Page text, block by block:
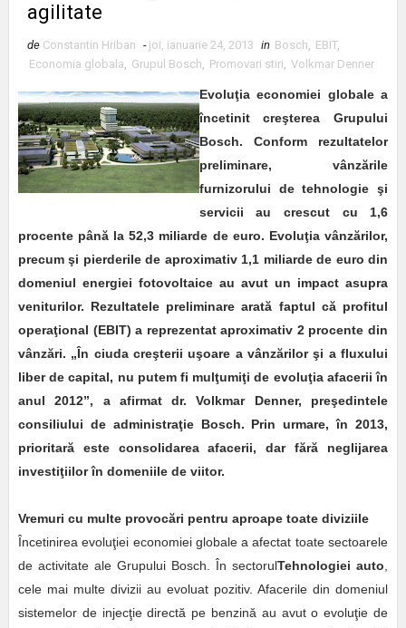
agilitate
de Constantin Hriban - joi, ianuarie 24, 2013 in Bosch, EBIT,
Economia globala, Grupul Bosch, Promovari stiri, Volkmar Denner
Evoluţia economiei globale a
încetinit creşterea Grupului
Bosch. Conform rezultatelor
preliminare, vânzările
furnizorului de tehnologie şi
servicii au crescut cu 1,6
procente până la 52,3 miliarde de euro. Evoluţia vânzărilor,
precum şi pierderile de aproximativ 1,1 miliarde de euro din
domeniul energiei fotovoltaice au avut un impact asupra
veniturilor. Rezultatele preliminare arată faptul că profitul
operaţional (EBIT) a reprezentat aproximativ 2 procente din
vânzări. „În ciuda creşterii uşoare a vânzărilor şi a fluxului
liber de capital, nu putem fi mulţumiţi de evoluţia afacerii în
anul 2012”, a afirmat dr. Volkmar Denner, preşedintele
consiliului de administraţie Bosch. Prin urmare, în 2013,
prioritară este consolidarea afacerii, dar fără neglijarea
investiţiilor în domeniile de viitor.
Vremuri cu multe provocări pentru aproape toate diviziile
Încetinirea evoluţiei economiei globale a afectat toate sectoarele
de activitate ale Grupului Bosch. În sectorulTehnologiei auto
cele mai multe divizii au evoluat pozitiv. Afacerile din domeniul
sistemelor de injecţie directă pe benzină au avut o evoluţie de